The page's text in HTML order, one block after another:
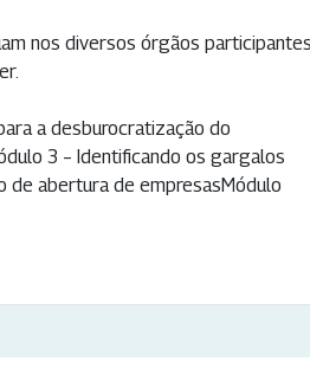
nos diversos órgãos